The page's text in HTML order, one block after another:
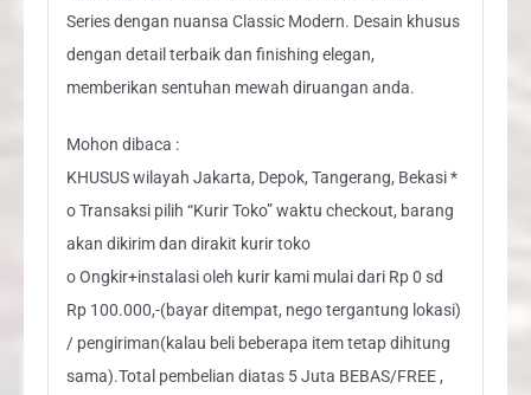
Series dengan nuansa Classic Modern. Desain khusus
dengan detail terbaik dan finishing elegan,
memberikan sentuhan mewah diruangan anda.
Mohon dibaca :
KHUSUS wilayah Jakarta, Depok, Tangerang, Bekasi *
o Transaksi pilih “Kurir Toko” waktu checkout, barang
akan dikirim dan dirakit kurir toko
o Ongkir+instalasi oleh kurir kami mulai dari Rp 0 sd
Rp 100.000,-(bayar ditempat, nego tergantung lokasi)
/ pengiriman(kalau beli beberapa item tetap dihitung
sama).Total pembelian diatas 5 Juta BEBAS/FREE ,